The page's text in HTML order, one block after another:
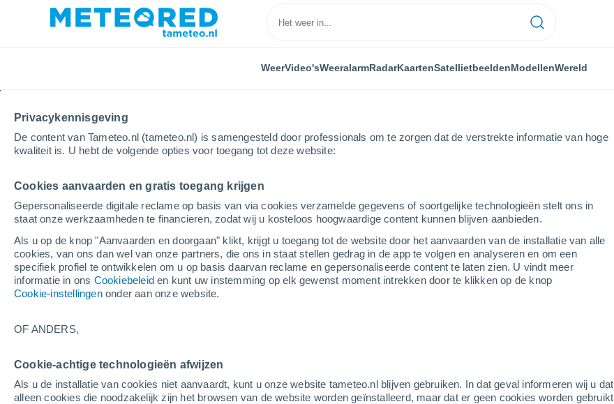
Privacykennisgeving
De content van Tameteo.nl (tameteo.nl) is samengesteld door professionals om te zorgen dat de verstrekte informatie van hoge
kwaliteit is. U hebt de volgende opties voor toegang tot deze website:
Cookies aanvaarden en gratis toegang krijgen
Gepersonaliseerde digitale reclame op basis van via cookies verzamelde gegevens of soortgelijke technologieën stelt ons in
staat onze werkzaamheden te financieren, zodat wij u kosteloos hoogwaardige content kunnen blijven aanbieden.
Als u op de knop "Aanvaarden en doorgaan" klikt, krijgt u toegang tot de website door het aanvaarden van de installatie van alle
cookies, van ons dan wel van onze partners, die ons in staat stellen gedrag in de app te volgen en analyseren en om een
specifiek profiel te ontwikkelen om u op basis daarvan reclame en gepersonaliseerde content te laten zien. U vindt meer
informatie in ons Cookiebeleid en kunt uw instemming op elk gewenst moment intrekken door te klikken op de knop
Cookie-instellingenonder aan onze website.
OF ANDERS,
Cookie-achtige technologieën afwijzen
Als u de installatie van cookies niet aanvaardt, kunt u onze website tameteo.nl blijven gebruiken. In dat geval informeren wij u dat
alleen cookies die noodzakelijk zijn het browsen van de website worden geïnstalleerd, maar dat er geen cookies worden gebruikt
WeerVideo'sWeeralarmRadarKaartenSatellietbeeldenModellenWereld
Home Friesland Midlum Per uur
Weer Midlum per uur
Weer 1 - 7 dagen Per uur
Grafiek van het weer per uur in Midlum
SYMBOLEN TEMPERATUUR
00 03 06 09 12 15 18 21 00 03 06 09 12 15 18 21 00 03 06 09 12 15 18 21 00